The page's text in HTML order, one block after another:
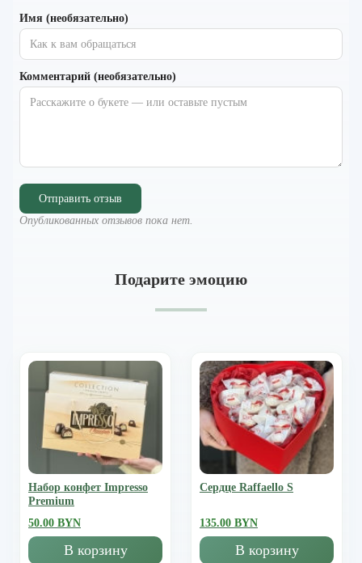
Имя (необязательно)
Комментарий (необязательно)
Отправить отзыв
Опубликованных отзывов пока нет.
Подарите эмоцию
Набор конфет Impresso
Premium
50.00 BYN
В корзину
Сердце Raffaello S
135.00 BYN
В корзину